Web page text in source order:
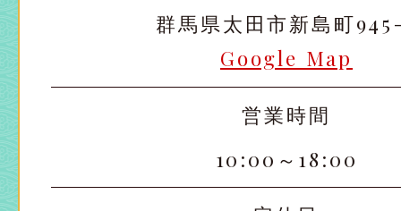
群馬県太田市新島町
Google Map
営業時間
10:00～18:00